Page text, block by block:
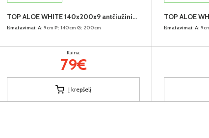
TOP ALOE WHITE 140x200x9 antčiužinis (9cm) (Susuktas)
Išmatavimai: A: 9cm P: 140cm G: 200cm
Kaina:
79€
Į krepšelį
Išmatavimai: A: